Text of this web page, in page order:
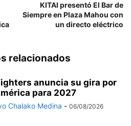
KITAI presentó El Bar de
Siempre en Plaza Mahou con
un directo eléctrico
relacionados
anuncia su gira por
para 2027
Chalako Medina - 06/08/2026